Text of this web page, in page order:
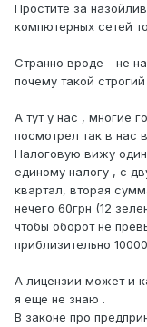
Простите за
компютерных сетей
Странно вроде - не
почему такой
А тут у нас , многие
посмотрел так в нас
Налоговую вижу один
единому налогу , с
квартал, вторая
нечего 60грн (12
чтобы оборот не
приблизительно
А лицензии может и
я еще не знаю .
В законе про